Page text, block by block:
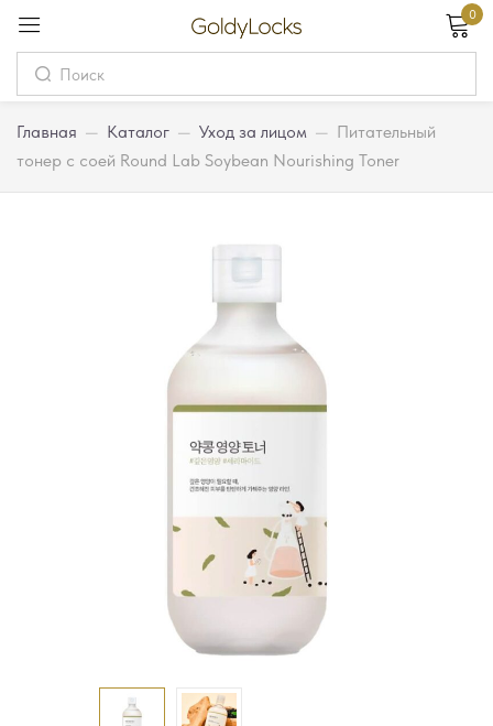
0
Главная — Каталог — Уход за лицом — Питательный
тонер с соей Round Lab Soybean Nourishing Toner
Вход
Password
Вход